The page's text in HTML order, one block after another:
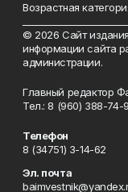
Возрастная
© 2026 Сайт
информации сайта
администрации.
Главный редактор
Тел.: 8 (960) 388-74-
Телефон
8 (34751) 3-14-62
Эл. почта